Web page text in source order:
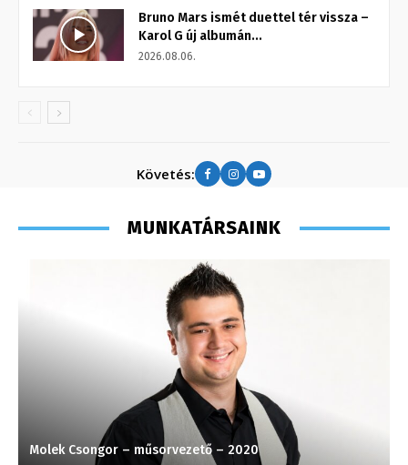
Bruno Mars ismét duettel tér vissza –
Karol G új albumán...
2026.08.06.
Követés:
MUNKATÁRSAINK
Molek Csongor – műsorvezető – 2020